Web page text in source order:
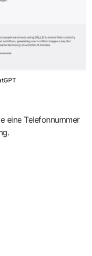
eine Telefonnummer